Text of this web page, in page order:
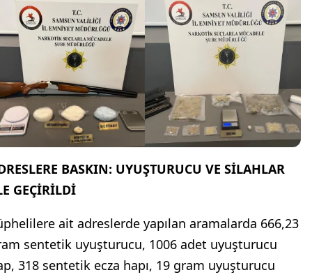
BASKIN: UYUŞTURUCU VE SİLAHLAR
GEÇİRİLDİ
ait adreslerde yapılan aramalarda 666,23
sentetik uyuşturucu, 1006 adet uyuşturucu
318 sentetik ecza hapı, 19 gram uyuşturucu